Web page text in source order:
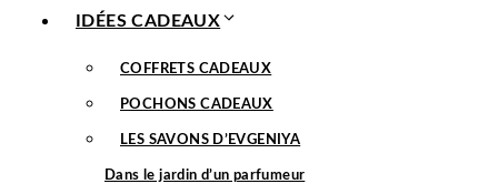
IDÉES CADEAUX
COFFRETS CADEAUX
POCHONS CADEAUX
LES SAVONS D’EVGENIYA
Dans le jardin d’un parfumeur